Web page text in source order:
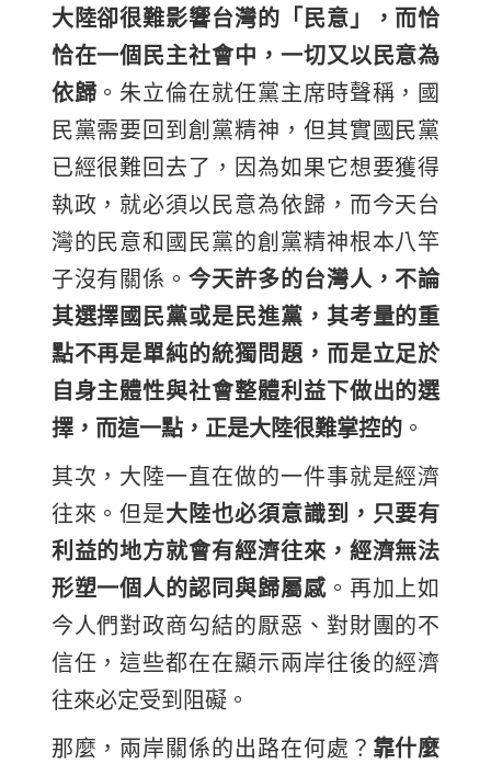
大陸卻很難影響台灣的「民意」，而恰
恰在一個民主社會中，一切又以民意為
依歸 。朱立倫在就任黨主席時聲稱，國
民黨需要回到創黨精神，但其實國民黨
已經很難回去了，因為如果它想要獲得
執政，就必須以民意為依歸，而今天台
灣的民意和國民黨的創黨精神根本八竿
子沒有關係。今天許多的台灣人，不論
其選擇國民黨或是民進黨，其考量的重
點不再是單純的統獨問題，而是立足於
自身主體性與社會整體利益下做出的選
擇，而這一點，正是大陸很難掌控的。
其次，大陸一直在做的一件事就是經濟
往來。但是大陸也必須意識到，只要有
利益的地方就會有經濟往來，經濟無法
形塑一個人的認同與歸屬感。再加上如
今人們對政商勾結的厭惡、對財團的不
信任，這些都在在顯示兩岸往後的經濟
往來必定受到阻礙。
那麼，兩岸關係的出路在何處？ 靠什麼